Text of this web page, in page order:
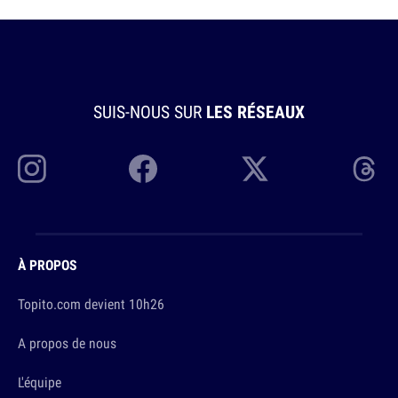
SUIS-NOUS SUR LES RÉSEAUX
À PROPOS
Topito.com devient 10h26
A propos de nous
L'équipe